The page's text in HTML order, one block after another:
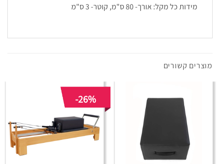
מידות כל מקל: אורך- 80 ס"מ, קוטר- 3 ס"מ
מוצרים קשורים
-26%